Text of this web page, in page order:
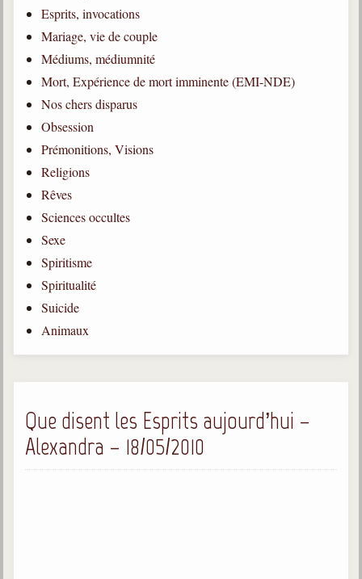
Médiums
Les hommes
Les fondateurs
1804-1869
1846-1927
1857-1926
1910-2002
1927-2025
Bibliothèque
Documents
Bulletins "Le Spiritisme"
Esprits, invocations
Mariage, vie de couple
Médiums, médiumnité
Mort, Expérience de mort imminente (EMI-NDE)
Nos chers disparus
Obsession
Prémonitions, Visions
Religions
Rêves
Sciences occultes
Sexe
Spiritisme
Spiritualité
Suicide
Animaux
Que disent les Esprits aujourd’hui –
Alexandra – 18/05/2010